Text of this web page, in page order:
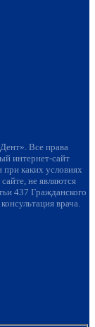
Все права
интернет-сайт
каких условиях
не являются
437 Гражданского
врача.